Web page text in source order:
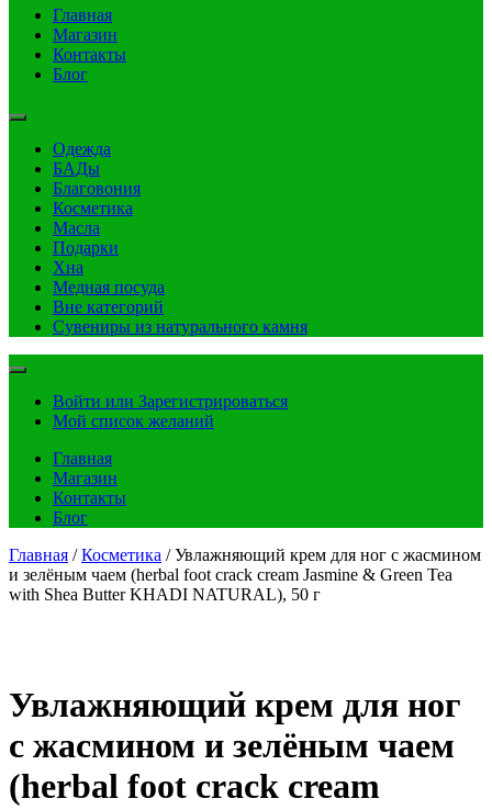
Главная
Магазин
Контакты
Блог
Одежда
БАДы
Благовония
Косметика
Масла
Подарки
Хна
Медная посуда
Вне категорий
Сувениры из натурального камня
Войти или Зарегистрироваться
Мой список желаний
Главная
Магазин
Контакты
Блог
Главная /Косметика / Увлажняющий крем для ног с жасмином
и зелёным чаем (herbal foot crack cream Jasmine & Green Tea
with Shea Butter KHADI NATURAL), 50 г
Увлажняющий крем для ног
с жасмином и зелёным чаем
(herbal foot crack cream